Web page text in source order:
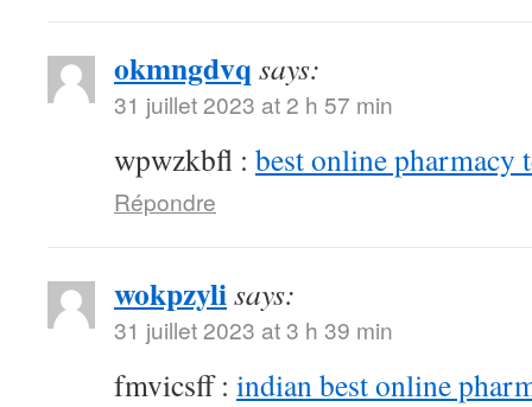
okmngdvq says:
31 juillet 2023 at 2 h 57 min
wpwzkbfl : best online pharmacy
Répondre
wokpzylisays:
31 juillet 2023 at 3 h 39 min
fmvicsff : indian best online